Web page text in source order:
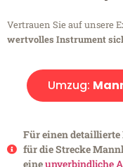
Vertrauen Sie auf unsere
wertvolles Instrument
Umzug:
Für einen
für die Strecke
eineunverbindliche